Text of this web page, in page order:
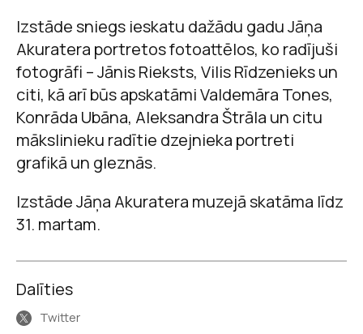
Izstāde sniegs ieskatu dažādu gadu Jāņa
Akuratera portretos fotoattēlos, ko radījuši
fotogrāfi – Jānis Rieksts, Vilis Rīdzenieks un
citi, kā arī būs apskatāmi Valdemāra Tones,
Konrāda Ubāna, Aleksandra Štrāla un citu
mākslinieku radītie dzejnieka portreti
grafikā un gleznās.
Izstāde Jāņa Akuratera muzejā skatāma līdz
31. martam.
Dalīties
Twitter